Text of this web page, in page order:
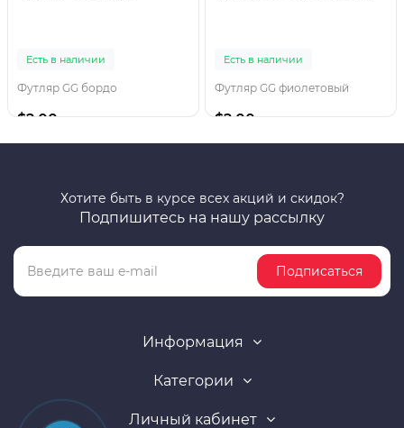
Есть в наличии
Футляр GG бордо
$2.00
Есть в наличии
Футляр GG фиолетовый
$2.00
Хотите быть в курсе всех акций и скидок?
Подпишитесь на нашу рассылку
Подписаться
Информация
Категории
Личный кабинет